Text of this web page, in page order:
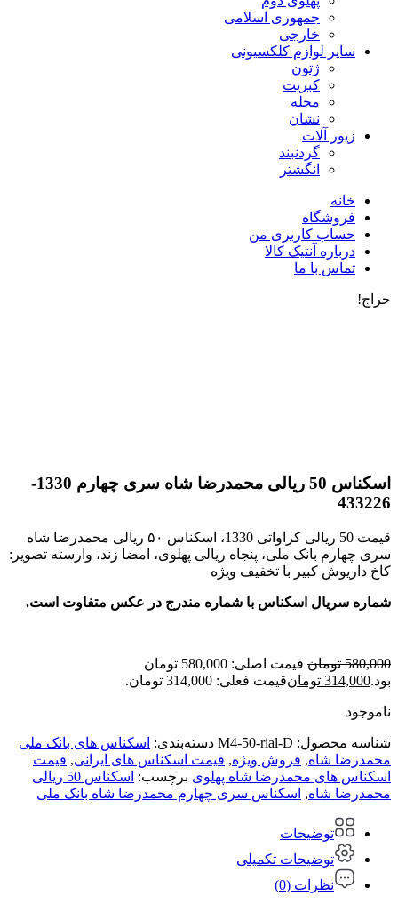
جمهوری اسلامی
خارجی
سایر لوازم کلکسیونی
ژتون
کبریت
مجله
نشان
زیور آلات
گردنبند
انگشتر
خانه
فروشگاه
حساب کاربری من
درباره آنتیک کالا
تماس با ما
حراج!
اسکناس 50 ریالی محمدرضا شاه سری چهارم 1330-
433226
قیمت 50 ریالی کراواتی 1330، اسکناس ۵۰ ریالی محمدرضا شاه
سری چهارم بانک ملی، پنجاه ریالی پهلوی، امضا زند، وارسته تصویر:
کاخ داریوش کبیر با تخفیف ویژه
شماره سریال اسکناس با شماره مندرج در عکس متفاوت است.
580,000 تومان
قیمت اصلی: 580,000 تومان
بود.314,000 تومانقیمت فعلی: 314,000 تومان.
ناموجود
شناسه محصول: M4-50-rial-D دسته‌بندی: اسکناس های بانک ملی
محمدرضا شاه, فروش ویژه, قیمت اسکناس های ایرانی, قیمت
اسکناس های محمدرضا شاه پهلوی برچسب:
اسکناس 50 ریالی
محمدرضا شاه, اسکناس سری چهارم محمدرضا شاه بانک ملی
توضیحات
توضیحات تکمیلی
نظرات (0)